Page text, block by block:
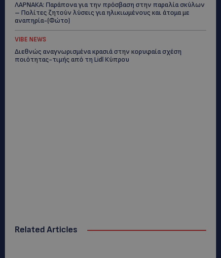
ΛΑΡΝΑΚΑ: Παράπονα για την πρόσβαση στην παραλία σκύλων
– Πολίτες ζητούν λύσεις για ηλικιωμένους και άτομα με
αναπηρία-(Φώτο)
VIBE NEWS
Διεθνώς αναγνωρισμένα κρασιά στην κορυφαία σχέση
ποιότητας-τιμής από τη Lidl Κύπρου
Related Articles